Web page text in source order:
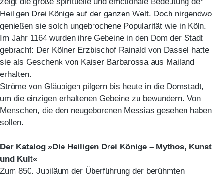
Heiligen Drei Könige auf der ganzen Welt. Doch nirgendwo
genießen sie solch ungebrochene Popularität wie in Köln.
Im Jahr 1164 wurden ihre Gebeine in den Dom der Stadt
gebracht: Der Kölner Erzbischof Rainald von Dassel hatte
sie als Geschenk von Kaiser Barbarossa aus Mailand
erhalten.
Ströme von Gläubigen pilgern bis heute in die Domstadt,
um die einzigen erhaltenen Gebeine zu bewundern. Von
Menschen, die den neugeborenen Messias gesehen haben
sollen.
Der Katalog »Die Heiligen Drei Könige – Mythos, Kunst
und Kult«
Zum 850. Jubiläum der Überführung der berühmten